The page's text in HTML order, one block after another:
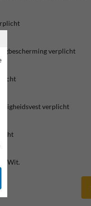
verplicht
verplicht
Wit.